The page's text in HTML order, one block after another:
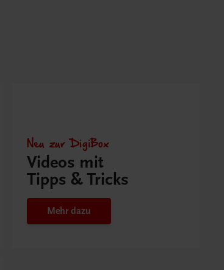
Neu zur DigiBox
Videos mit
Tipps & Tricks
Mehr dazu